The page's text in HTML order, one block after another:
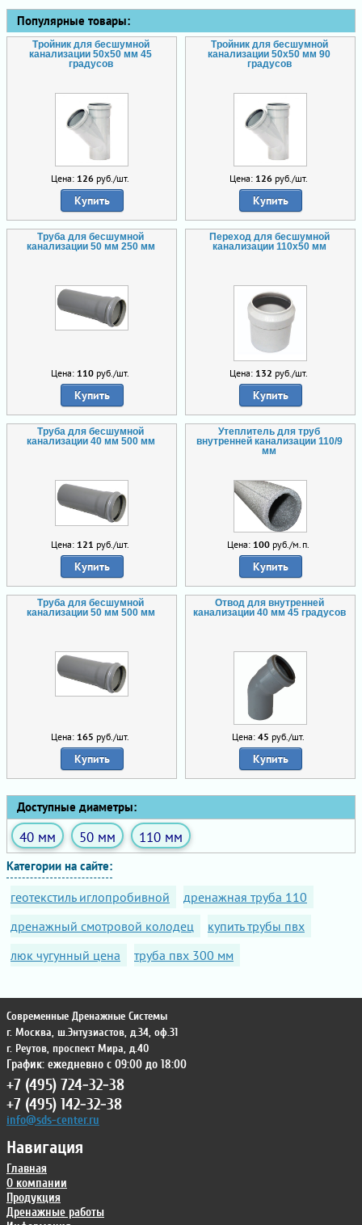
Популярные товары:
Тройник для бесшумной
канализации 50х50 мм 45
градусов
Цена: 126руб./шт.
Купить
Тройник для бесшумной
канализации 50х50 мм 90
градусов
Цена: 126руб./шт.
Купить
Труба для бесшумной
канализации 50 мм 250 мм
Цена: 110руб./шт.
Купить
Переход для бесшумной
канализации 110х50 мм
Цена: 132 руб./шт.
Купить
Труба для бесшумной
канализации 40 мм 500 мм
Цена: 121 руб./шт.
Купить
Утеплитель для труб
внутренней канализации 110/9
мм
Цена: 100 руб./м.п.
Купить
Труба для бесшумной
канализации 50 мм 500 мм
Цена: 165 руб./шт.
Купить
Отвод для внутренней
канализации 40 мм 45 градусов
Цена: 45 руб./шт.
Купить
Доступные диаметры:
40 мм 50 мм 110 мм
Категории на сайте:
геотекстиль иглопробивной
дренажная труба 110
дренажный смотровой колодец
купить трубы пвх
люк чугунный цена
труба пвх 300 мм
Навигация
Главная
О компании
Продукция
Дренажные работы
Современные Дренажные Системы
г. Москва, ш.Энтузиастов, д.34, оф.31
г. Реутов, проспект Мира, д.40
График: ежедневно с 09:00 до 18:00
+7 (495) 724-32-38
+7 (495) 142-32-38
info@sds-center.ru